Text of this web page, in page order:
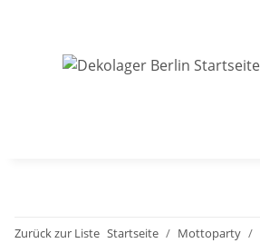
Zurück zur Liste Startseite Mottoparty